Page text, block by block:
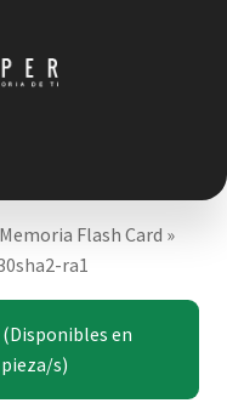
Expandir
hijo
Memoria Flash Card »
ra1
en
s)